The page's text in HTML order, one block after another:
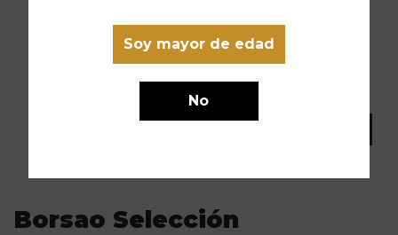
Soy mayor de edad
No
Borsao Selección